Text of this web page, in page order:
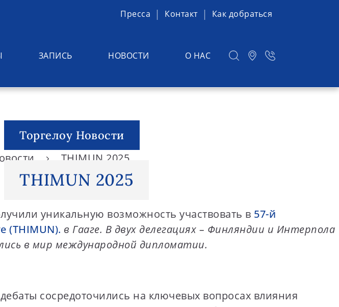
Пресса Контакт Как добраться
ЗАПИСЬ НОВОСТИ О НАС
Торгелоу Новости
THIMUN 2025
THIMUN 2025
уникальную возможность участвовать в 57-й
(THIMUN). в Гааге. В двух делегациях – Финляндии и Интерпола
в мир международной дипломатии.
сосредоточились на ключевых вопросах влияния